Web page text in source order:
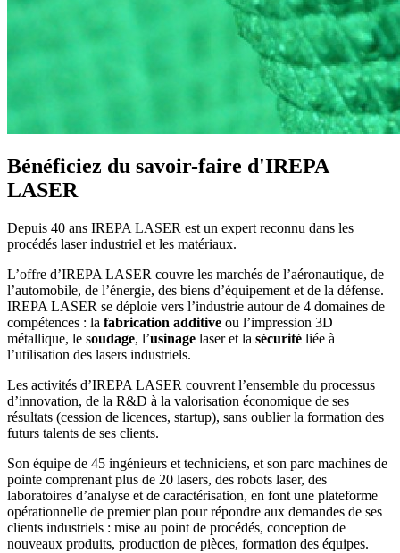
Bénéficiez du savoir-faire d'IREPA
LASER
Depuis 40 ans IREPA LASER est un expert reconnu dans les
procédés laser industriel et les matériaux.
L’offre d’IREPA LASER couvre les marchés de l’aéronautique, de
l’automobile, de l’énergie, des biens d’équipement et de la défense.
IREPA LASER se déploie vers l’industrie autour de 4 domaines de
compétences : la fabrication additive ou l’impression 3D
métallique, le soudage, l’usinage laser et la sécurité liée à
l’utilisation des lasers industriels.
Les activités d’IREPA LASER couvrent l’ensemble du processus
d’innovation, de la R&D à la valorisation économique de ses
résultats (cession de licences, startup), sans oublier la formation des
futurs talents de ses clients.
Son équipe de 45 ingénieurs et techniciens, et son parc machines de
pointe comprenant plus de 20 lasers, des robots laser, des
laboratoires d’analyse et de caractérisation, en font une plateforme
opérationnelle de premier plan pour répondre aux demandes de ses
clients industriels : mise au point de procédés, conception de
nouveaux produits, production de pièces, formation des équipes.